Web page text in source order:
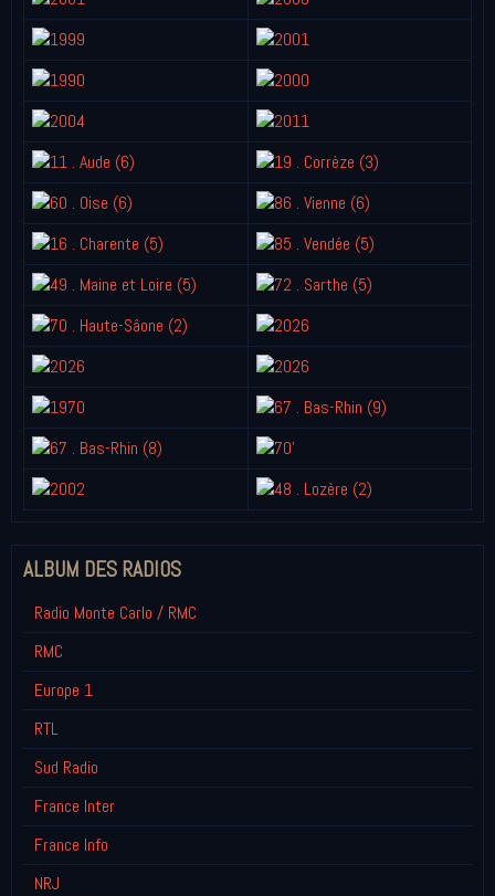
ALBUM DES RADIOS
Radio Monte Carlo / RMC
RMC
Europe 1
RTL
Sud Radio
France Inter
France Info
NRJ